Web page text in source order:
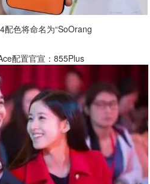
配色将命名为“SoOrang
配置官宣：855Plus